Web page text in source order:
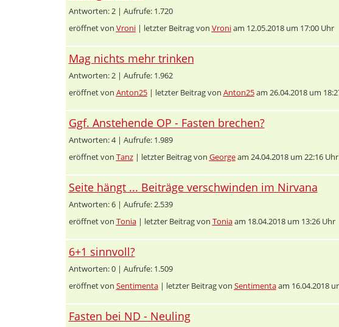
Antworten: 2 | Aufrufe: 1.720
eröffnet von Vroni| letzter Beitrag von Vroniam 12.05.2018 um 17:00 Uhr
Mag nichts mehr trinken
Antworten: 2 | Aufrufe: 1.962
eröffnet von Anton25| letzter Beitrag von Anton25am 26.04.2018 um
Ggf. Anstehende OP - Fasten brechen?
Antworten: 4 | Aufrufe: 1.989
eröffnet von Tanz| letzter Beitrag von Georgeam 24.04.2018 um 22:16 Uhr
Seite hängt ... Beiträge verschwinden im Nirvana
Antworten: 6 | Aufrufe: 2.539
eröffnet von Tonia| letzter Beitrag von Toniaam 18.04.2018 um 13:26 Uhr
6+1 sinnvoll?
Antworten: 0 | Aufrufe: 1.509
eröffnet von Sentimenta| letzter Beitrag von Sentimentaam 16.04.2018
Fasten bei ND - Neuling